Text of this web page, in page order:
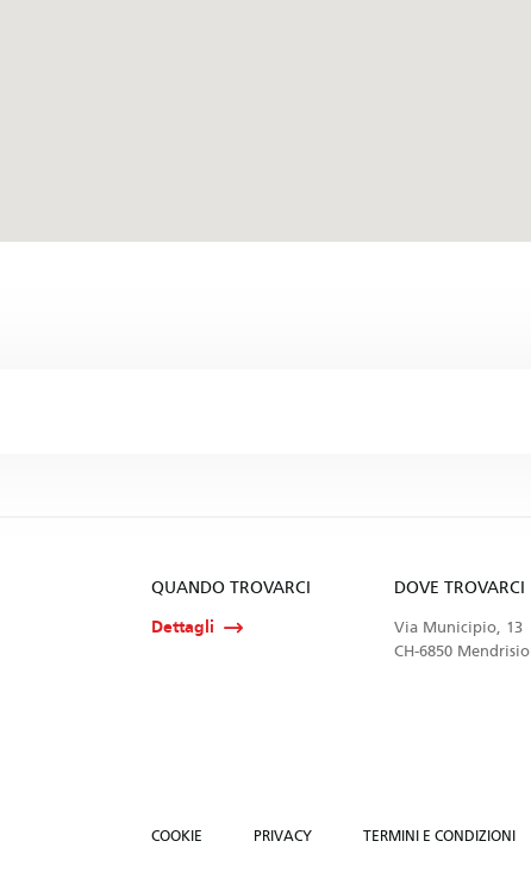
QUANDO TROVARCI
Dettagli
DOVE TROVARCI
Via Municipio, 13
CH-6850 Mendrisio
COOKIE PRIVACY TERMINI E CONDIZIONI